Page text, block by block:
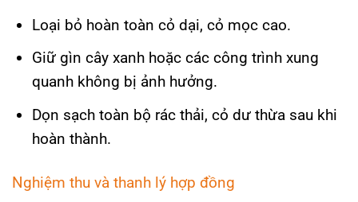
Loại bỏ hoàn toàn cỏ dại, cỏ mọc cao.
Giữ gìn cây xanh hoặc các công trình xung
quanh không bị ảnh hưởng.
Dọn sạch toàn bộ rác thải, cỏ dư thừa sau khi
hoàn thành.
Nghiệm thu và thanh lý hợp đồng